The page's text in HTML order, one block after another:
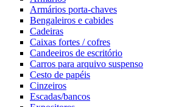
Armários porta-chaves
Bengaleiros e cabides
Cadeiras
Caixas fortes / cofres
Candeeiros de escritório
Carros para arquivo suspenso
Cesto de papéis
Cinzeiros
Escadas/bancos